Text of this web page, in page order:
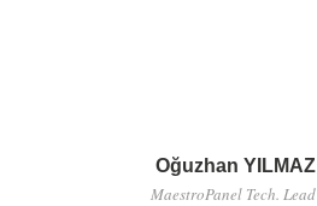
Oğuzhan YILMAZ
MaestroPanel Tech. Lead